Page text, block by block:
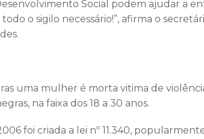
Social podem ajudar a
o sigilo necessário!”, afirma o
uma mulher é morta vitima de
na faixa dos 18 a 30 anos.
foi criada a lei nº 11.340,